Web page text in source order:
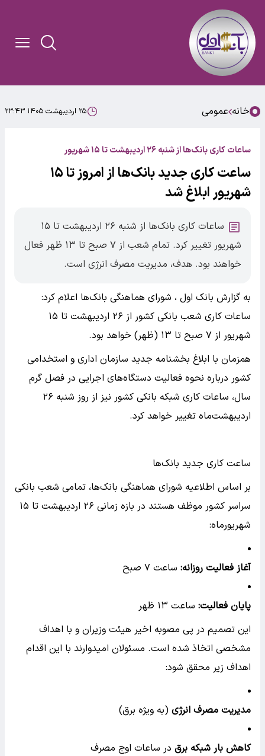
خانه عمومی ۲۵ اردیبهشت ۱۴۰۵ ۲۳:۴۳
ساعات کاری بانک‌ها از شنبه ۲۶ اردیبهشت تا ۱۵ شهریور
ساعت کاری جدید بانک‌ها از امروز تا ۱۵
شهریور ابلاغ شد
ساعات کاری بانک‌ها از شنبه ۲۶ اردیبهشت تا ۱۵
شهریور تغییر کرد. تمام شعب از ۷ صبح تا ۱۳ ظهر فعال
خواهند بود. هدف، مدیریت مصرف انرژی است.
به گزارش بانک اول ، شورای هماهنگی بانک‌ها اعلام کرد:
ساعات کاری شعب بانکی کشور از ۲۶ اردیبهشت تا ۱۵
شهریور از ۷ صبح تا ۱۳ (ظهر) خواهد بود.
همزمان با ابلاغ بخشنامه جدید سازمان اداری و استخدامی
کشور درباره نحوه فعالیت دستگاه‌های اجرایی در فصل گرم
سال، ساعات کاری شبکه بانکی کشور نیز از روز شنبه ۲۶
اردیبهشت‌ماه تغییر خواهد کرد.
ساعت کاری جدید بانک‌ها
بر اساس اطلاعیه شورای هماهنگی بانک‌ها، تمامی شعب بانکی
سراسر کشور موظف هستند در بازه زمانی ۲۶ اردیبهشت تا ۱۵
شهریورماه:
آغاز فعالیت روزانه: ساعت ۷ صبح
پایان فعالیت: ساعت ۱۳ ظهر
این تصمیم در پی مصوبه اخیر هیئت وزیران و با اهداف
مشخصی اتخاذ شده است. مسئولان امیدوارند با این اقدام
اهداف زیر محقق شود:
مدیریت مصرف انرژی (به ویژه برق)
کاهش بار شبکه برق در ساعات اوج مصرف